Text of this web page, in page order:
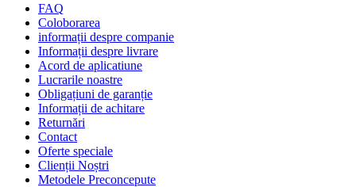
FAQ
Coloborarea
informații despre companie
Informații despre livrare
Acord de aplicatiune
Lucrarile noastre
Obligațiuni de garanție
Informații de achitare
Returnări
Contact
Oferte speciale
Clienții Noștri
Metodele Preconcepute